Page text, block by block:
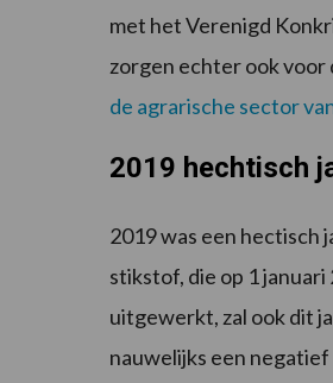
met het Verenigd
zorgen echter ook voor
de agrarische sector
2019 hechtisch
2019 was een hectisch
stikstof, die op 1
uitgewerkt, zal ook dit
nauwelijks een